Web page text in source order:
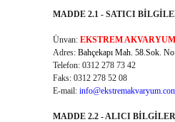
MADDE 2.1 - SATICI
Ünvan: EKSTREM
Adres: Bahçekapı Mah. 58.Sok.
Telefon: 0312 278 73 42
Faks: 0312 278 52 08
E-mail:
MADDE 2.2 - ALICI